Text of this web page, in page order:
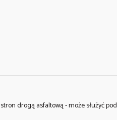
drogą asfaltową - może służyć pod